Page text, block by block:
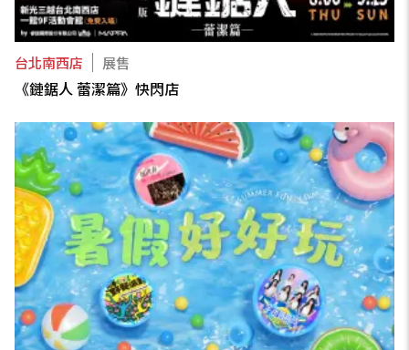
台北南西店 展售
《鏈鋸人 蕾潔篇》快閃店